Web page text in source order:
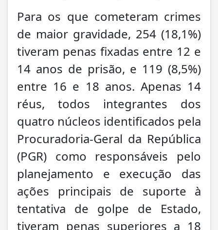
Para os que cometeram crimes
de maior gravidade, 254 (18,1%)
tiveram penas fixadas entre 12 e
14 anos de prisão, e 119 (8,5%)
entre 16 e 18 anos. Apenas 14
réus, todos integrantes dos
quatro núcleos identificados pela
Procuradoria-Geral da República
(PGR) como responsáveis pelo
planejamento e execução das
ações principais de suporte à
tentativa de golpe de Estado,
tiveram penas superiores a 18